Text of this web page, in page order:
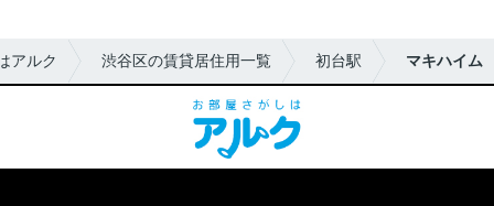
アルク 渋谷区の賃貸居住用一覧 初台駅 マキハイム